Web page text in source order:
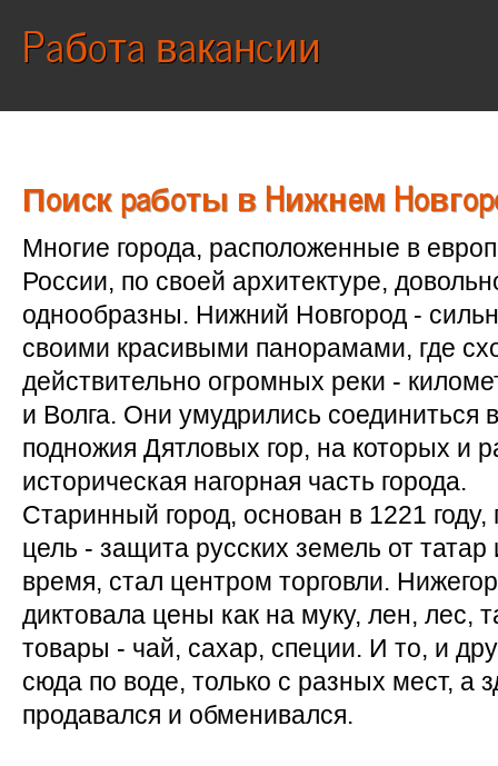
Работа вакансии
Поиск работы в Нижнем
Многие города, расположенные в
России, по своей архитектуре,
однообразны. Нижний Новгород -
своими красивыми панорамами, где
действительно огромных реки -
и Волга. Они умудрились соединиться
подножия Дятловых гор, на которых и
историческая нагорная часть города.
Старинный город, основан в 1221
цель - защита русских земель от
время, стал центром торговли.
диктовала цены как на муку, лен, лес,
товары - чай, сахар, специи. И то, и
сюда по воде, только с разных мест, а
продавался и обменивался.